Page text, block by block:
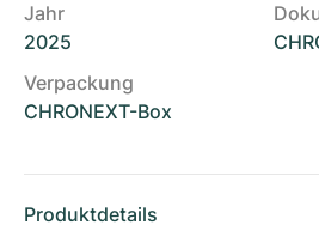
Jahr
2025
Verpackung
CHRONEXT-Box
Produktdetails